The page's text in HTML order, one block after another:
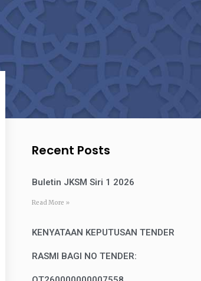
Recent Posts
Buletin JKSM Siri 1 2026
Read More »
KENYATAAN KEPUTUSAN TENDER
RASMI BAGI NO TENDER: